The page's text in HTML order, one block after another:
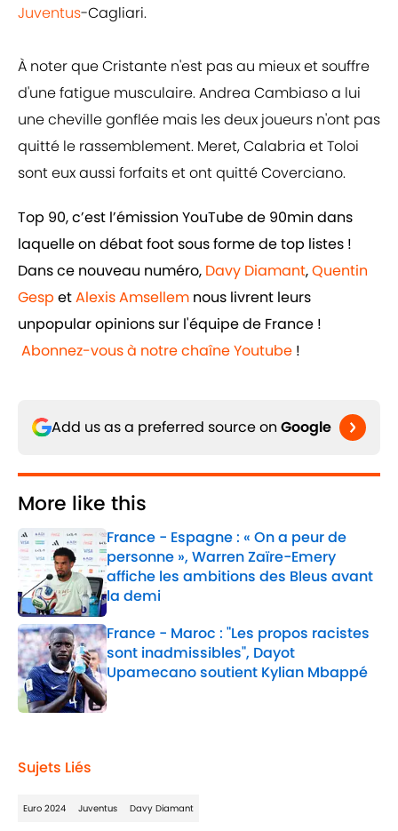
Juventus-Cagliari.
À noter que Cristante n'est pas au mieux et souffre
d'une fatigue musculaire. Andrea Cambiaso a lui
une cheville gonflée mais les deux joueurs n'ont pas
quitté le rassemblement. Meret, Calabria et Toloi
sont eux aussi forfaits et ont quitté Coverciano.
Top 90, c’est l’émission YouTube de 90min dans
laquelle on débat foot sous forme de top listes !
Dans ce nouveau numéro, Davy Diamant,Quentin
Gesp etAlexis Amsellem nous livrent leurs
unpopular opinions sur l'équipe de France !
Abonnez-vous à notre chaîne Youtube !
Add us as a preferred source on Google
More like this
France - Espagne : « On a peur de
personne », Warren Zaïre-Emery
affiche les ambitions des Bleus avant
la demi
Published by on Invalid Date
France - Maroc : "Les propos racistes
sont inadmissibles", Dayot
Upamecano soutient Kylian Mbappé
Published by on Invalid Date
Sujets Liés
Euro 2024 Juventus Davy Diamant